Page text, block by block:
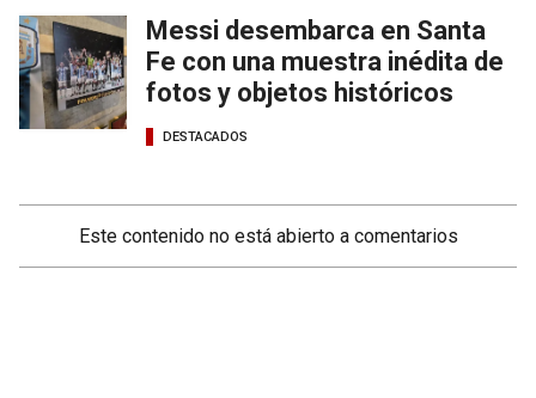
Messi desembarca en Santa
Fe con una muestra inédita de
fotos y objetos históricos
DESTACADOS
Este contenido no está abierto a comentarios